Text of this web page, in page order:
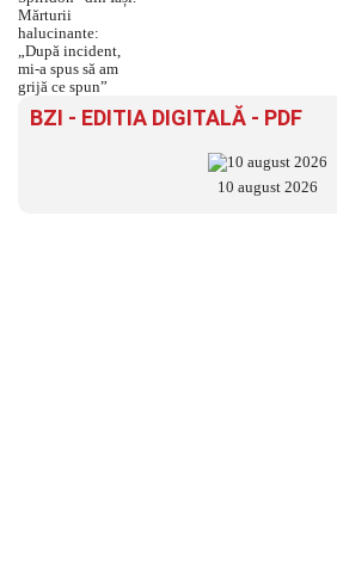
BZI - EDITIA DIGITALĂ - PDF
10 august 2026